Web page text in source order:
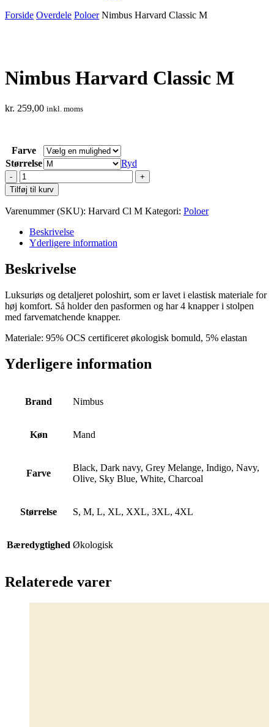
Forside Overdele Poloer Nimbus Harvard Classic M
Nimbus Harvard Classic M
kr. 259,00 inkl. moms
Farve
Størrelse
Ryd
Nimbus
Harvard
Classic
M
Tilføj til kurv
Varenummer (SKU): Harvard Cl M Kategori: Poloer
Beskrivelse
Yderligere information
Beskrivelse
Luksuriøs og detaljeret poloshirt, som er lavet i elastisk materiale for
høj komfort. Så holder den pasformen og har 4 knapper i stolpen
med farvematchende knapper.
Materiale: 95% OCS certificeret økologisk bomuld, 5% elastan
Yderligere information
Brand Nimbus
Køn Mand
Farve
Black, Dark navy, Grey Melange, Indigo, Navy,
Olive, Sky Blue, White, Charcoal
Størrelse S, M, L, XL, XXL, 3XL, 4XL
Bæredygtighed Økologisk
Relaterede varer